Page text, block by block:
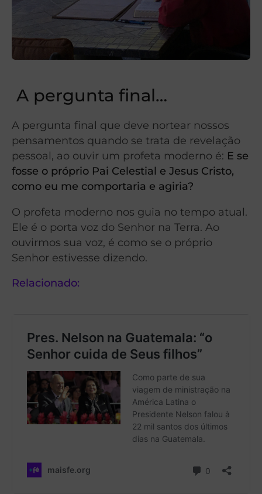
A pergunta final…
A pergunta final que deve nortear nossos
pensamentos quando se trata de revelação
pessoal, ao ouvir um profeta moderno é: E se
fosse o próprio Pai Celestial e Jesus Cristo,
como eu me comportaria e agiria?
O profeta moderno nos guia no tempo atual.
Ele é o porta voz do Senhor na Terra. Ao
ouvirmos sua voz, é como se o próprio
Senhor estivesse dizendo.
Relacionado: